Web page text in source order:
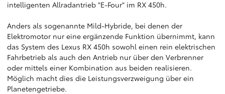
intelligenten Allradantrieb "E-Four" im RX 450h.
Anders als sogenannte Mild-Hybride, bei denen der
Elektromotor nur eine ergänzende Funktion übernimmt, kann
das System des Lexus RX 450h sowohl einen rein elektrischen
Fahrbetrieb als auch den Antrieb nur über den Verbrenner
oder mittels einer Kombination aus beiden realisieren.
Möglich macht dies die Leistungsverzweigung über ein
Planetengetriebe.